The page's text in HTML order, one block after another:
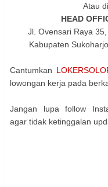
Atau
HEAD
Jl. Ovensari Raya
Kabupaten
Cantumkan
lowongan kerja pada
Jangan lupa follow
agar tidak ketinggalan